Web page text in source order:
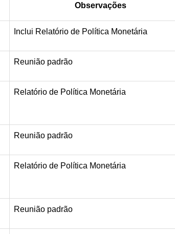
Observações
Inclui Relatório de Política Monetária
Reunião padrão
Relatório de Política Monetária
Reunião padrão
Relatório de Política Monetária
Reunião padrão